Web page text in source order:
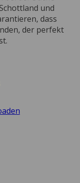
und
dass
der perfekt